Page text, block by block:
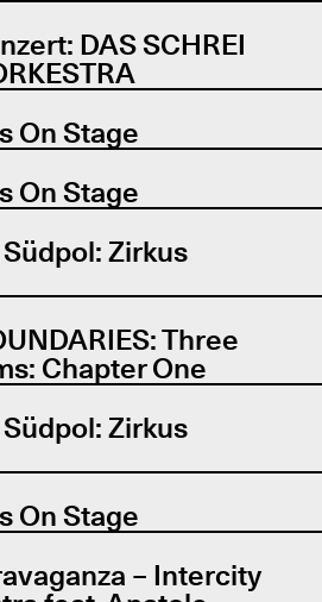
DAS SCHREI
On Stage
On Stage
Zirkus
Three
Chapter One
Zirkus
On Stage
– Intercity